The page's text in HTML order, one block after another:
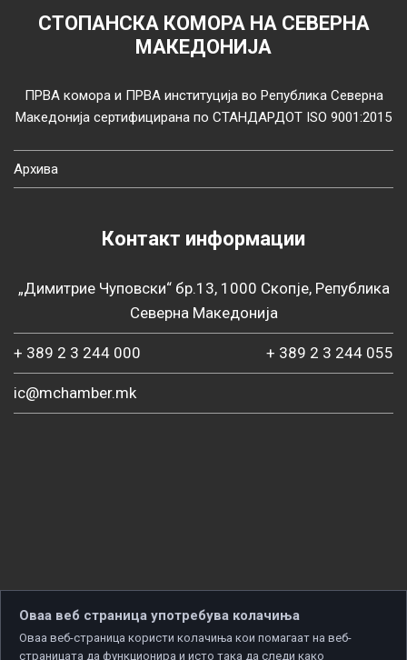
СТОПАНСКА КОМОРА НА СЕВЕРНА
МАКЕДОНИЈА
ПРВА комора и ПРВА институција во Република Северна
Македонија сертифицирана по СТАНДАРДОТ ISO 9001:2015
Архива
Контакт информации
„Димитрие Чуповски“ бр.13, 1000 Скопје, Република
Северна Македонија
+ 389 2 3 244 000 + 389 2 3 244 055
ic@mchamber.mk
Оваа веб страница употребува колачиња
Оваа веб-страница користи колачиња кои помагаат на веб-
страницата да функционира и исто така да следи како